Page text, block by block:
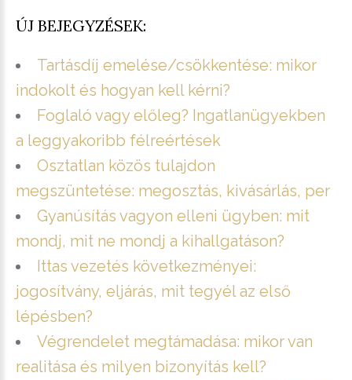
ÚJ BEJEGYZÉSEK:
Tartásdíj emelése/csökkentése: mikor
indokolt és hogyan kell kérni?
Foglaló vagy előleg? Ingatlanügyekben
a leggyakoribb félreértések
Osztatlan közös tulajdon
megszüntetése: megosztás, kivásárlás, per
Gyanúsítás vagyon elleni ügyben: mit
mondj, mit ne mondj a kihallgatáson?
Ittas vezetés következményei:
jogosítvány, eljárás, mit tegyél az első
lépésben?
Végrendelet megtámadása: mikor van
realitása és milyen bizonyítás kell?